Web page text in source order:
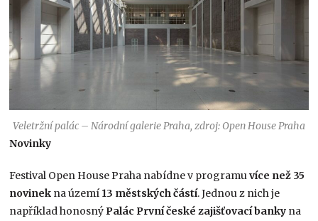
Veletržní palác – Národní galerie Praha, zdroj: Open House Praha
Novinky
Festival Open House Praha nabídne v programuvíce než 35
novinek na území 13 městských částí. Jednou z nich je
například honosný Palác První české zajišťovací banky na